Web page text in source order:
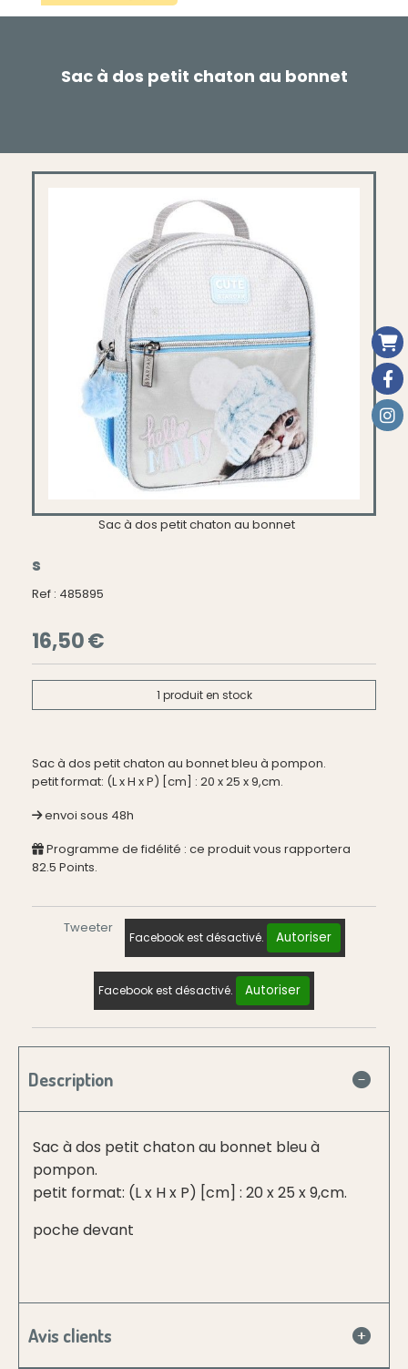
Sac à dos petit chaton au bonnet
Sac à dos petit chaton au bonnet
s
Ref : 485895
16,50€
1 produit en stock
Sac à dos petit chaton au bonnet bleu à pompon.
petit format: (L x H x P) [cm] : 20 x 25 x 9,cm.
envoi sous 48h
Programme de fidélité : ce produit vous rapportera
82.5 Points.
Tweeter
Facebook est désactivé. Autoriser
Facebook est désactivé. Autoriser
Description
Sac à dos petit chaton au bonnet bleu à
pompon.
petit format: (L x H x P) [cm] : 20 x 25 x 9,cm.
poche devant
Avis clients